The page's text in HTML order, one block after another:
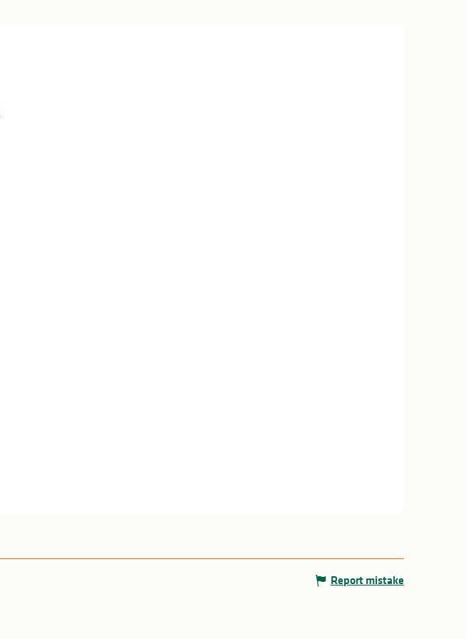
Report mistake